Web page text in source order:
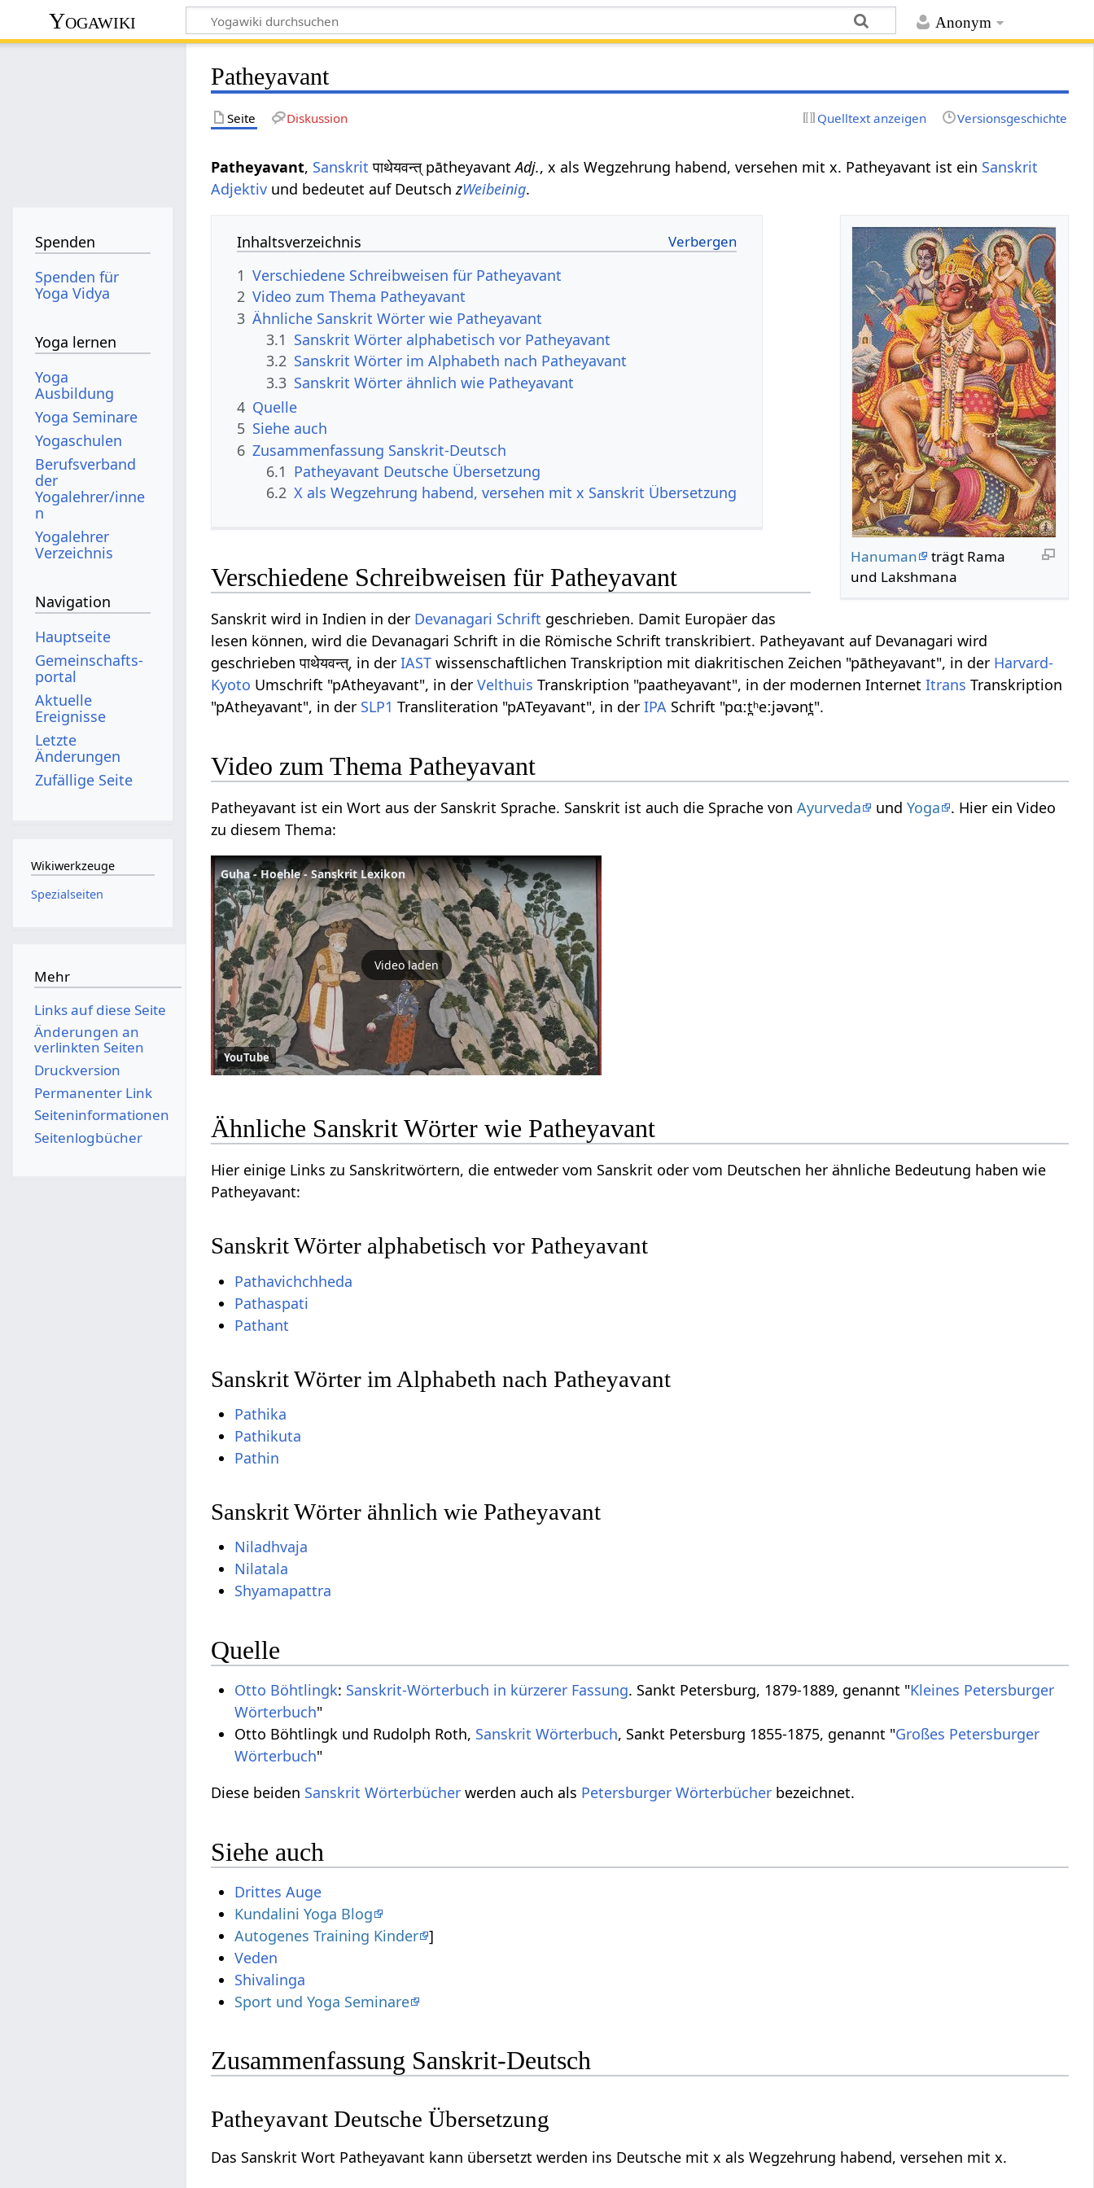
Anonym
Yogawiki
Patheyavant
Seite Diskussion Quelltext anzeigen Versionsgeschichte
Patheyavant, Sanskrit पाथेयवन्त् pātheyavantAdj., x als Wegzehrung habend, versehen mit x. Patheyavant ist ein Sanskrit
Adjektiv und bedeutet auf DeutschzWeibeinig.
Hanuman
trägt Rama
und Lakshmana
Inhaltsverzeichnis
1 Verschiedene Schreibweisen für Patheyavant
2 Video zum Thema Patheyavant
3 Ähnliche Sanskrit Wörter wie Patheyavant
3.1 Sanskrit Wörter alphabetisch vor Patheyavant
3.2 Sanskrit Wörter im Alphabeth nach Patheyavant
3.3 Sanskrit Wörter ähnlich wie Patheyavant
4 Quelle
5 Siehe auch
6 Zusammenfassung Sanskrit-Deutsch
6.1 Patheyavant Deutsche Übersetzung
6.2 X als Wegzehrung habend, versehen mit x Sanskrit Übersetzung
Verschiedene Schreibweisen für Patheyavant
Sanskrit wird in Indien in der Devanagari Schrift geschrieben. Damit Europäer das
lesen können, wird die Devanagari Schrift in die Römische Schrift transkribiert. Patheyavant auf Devanagari wird
geschrieben पाथेयवन्त्, in derIAST wissenschaftlichen Transkription mit diakritischen Zeichen "pātheyavant", in der Harvard-
Kyoto Umschrift "pAtheyavant", in derVelthuis Transkription "paatheyavant", in der modernen InternetItrans Transkription
"pAtheyavant", in der SLP1 Transliteration "pATeyavant", in derIPA Schrift "pɑːt̪ʰeːjəvənt̪".
Video zum Thema Patheyavant
Patheyavant ist ein Wort aus der Sanskrit Sprache. Sanskrit ist auch die Sprache vonAyurveda undYoga
. Hier ein Video
zu diesem Thema:
Guha - Hoehle - Sanskrit Lexikon
Video laden
YouTube
Ähnliche Sanskrit Wörter wie Patheyavant
Hier einige Links zu Sanskritwörtern, die entweder vom Sanskrit oder vom Deutschen her ähnliche Bedeutung haben wie
Patheyavant:
Sanskrit Wörter alphabetisch vor Patheyavant
Pathavichchheda
Pathaspati
Pathant
Sanskrit Wörter im Alphabeth nach Patheyavant
Pathika
Pathikuta
Pathin
Sanskrit Wörter ähnlich wie Patheyavant
Niladhvaja
Nilatala
Shyamapattra
Quelle
Otto Böhtlingk: Sanskrit-Wörterbuch in kürzerer Fassung. Sankt Petersburg, 1879-1889, genannt "Kleines Petersburger
Wörterbuch"
Otto Böhtlingk und Rudolph Roth, Sanskrit Wörterbuch, Sankt Petersburg 1855-1875, genannt "Großes Petersburger
Wörterbuch"
Diese beiden Sanskrit Wörterbücher werden auch als Petersburger Wörterbücher bezeichnet.
Siehe auch
Drittes Auge
Kundalini Yoga Blog
Autogenes Training Kinder ]
Shivalinga
Sport und Yoga Seminare
Zusammenfassung Sanskrit-Deutsch
Patheyavant Deutsche Übersetzung
Das Sanskrit Wort Patheyavant kann übersetzt werden ins Deutsche mit x als Wegzehrung habend, versehen mit x.
Spenden
Spenden für
Yoga Vidya
Yoga lernen
Yoga
Ausbildung
Yoga Seminare
Yogaschulen
Berufsverband
der
Yogalehrer/inne
n
Yogalehrer
Verzeichnis
Navigation
Hauptseite
Gemeinschafts­
portal
Aktuelle
Ereignisse
Letzte
Änderungen
Zufällige Seite
Wikiwerkzeuge
Spezialseiten
Mehr
Links auf diese Seite
Änderungen an
verlinkten Seiten
Druckversion
Permanenter Link
Seiten­­informationen
Seitenlogbücher